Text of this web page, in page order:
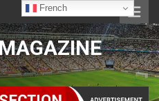
French